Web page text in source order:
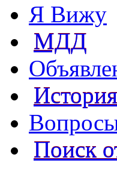
Я Вижу
МДД
Поиск